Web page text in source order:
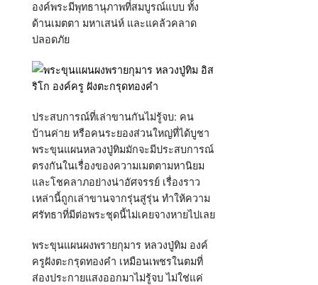
องค์พระมีพุทธานุภาพที่สมบูรณ์แบบ ทั้ง
ด้านเมตตา มหาเสน่ห์ และแคล้วคลาด
ปลอดภัย
ประสบการณ์ที่เล่าขานกันไม่รู้จบ: คน
บ้านค่าย หรือคนระยองส่วนใหญ่ที่ได้บูชา
พระขุนแผนหลวงปู่ทิมมักจะมีประสบการณ์
ตรงกันในเรื่องของความเมตตามหานิยม
และโชคลาภอย่างน่าอัศจรรย์ เรื่องราว
เหล่านี้ถูกเล่าขานจากรุ่นสู่รุ่น ทำให้ความ
ศรัทธาที่มีต่อพระชุดนี้ไม่เคยจางหายไปเลย
พระขุนแผนผงพรายกุมาร หลวงปู่ทิม องค์
ครูฝังตะกรุดทองคำ เหมือนเพชรในตมที่
ส่องประกายแสงออกมาไม่รู้จบ ไม่ใช่แค่